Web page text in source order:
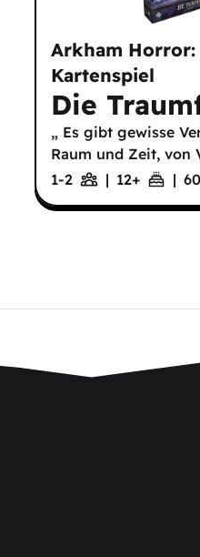
Arkham Horror:
Kartenspiel
Die
„ Es gibt gewisse
Raum und Zeit, von
1-2
| 12+ | 60